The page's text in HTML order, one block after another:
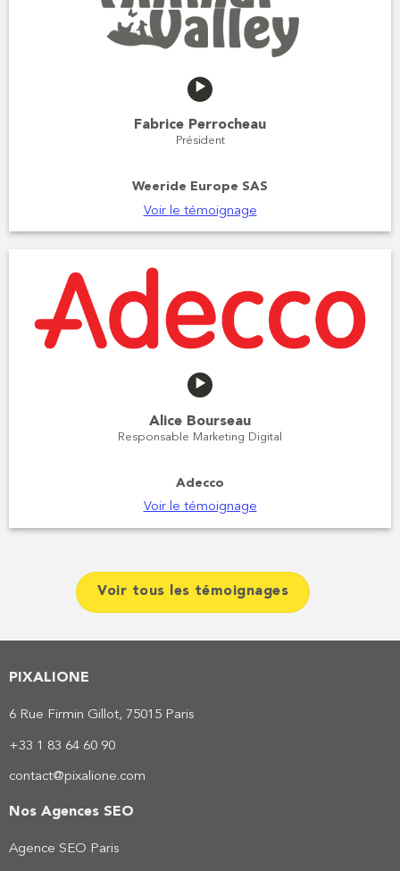
Fabrice Perrocheau
Président
Weeride Europe SAS
Voir le témoignage
Alice Bourseau
Responsable Marketing Digital
Adecco
Voir le témoignage
Voir tous les témoignages
PIXALIONE
6 Rue Firmin Gillot, 75015 Paris
+33 1 83 64 60 90
contact@pixalione.com
Nos Agences SEO
Agence SEO Paris